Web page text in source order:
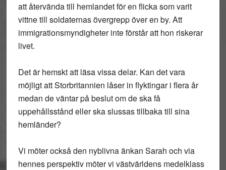
att återvända till hemlandet för en flicka som varit
vittne till soldaternas övergrepp över en by. Att
immigrationsmyndigheter inte förstår att hon riskerar
livet.
Det är hemskt att läsa vissa delar. Kan det vara
möjligt att Storbritannien låser in flyktingar i flera år
medan de väntar på beslut om de ska få
uppehållsstånd eller ska slussas tillbaka till sina
hemländer?
Vi möter också den nyblivna änkan Sarah och via
hennes perspektiv möter vi västvärldens medelklass